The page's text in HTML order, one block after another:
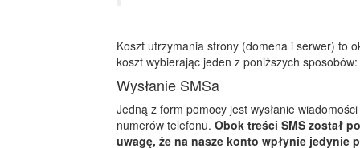
Koszt utrzymania strony (domena i serwer) to
koszt wybierając jeden z poniższych sposobów:
Wysłanie SMSa
Jedną z form pomocy jest wysłanie
numerów telefonu. Obok treści SMS został
uwagę, że na nasze konto wpłynie jedynie